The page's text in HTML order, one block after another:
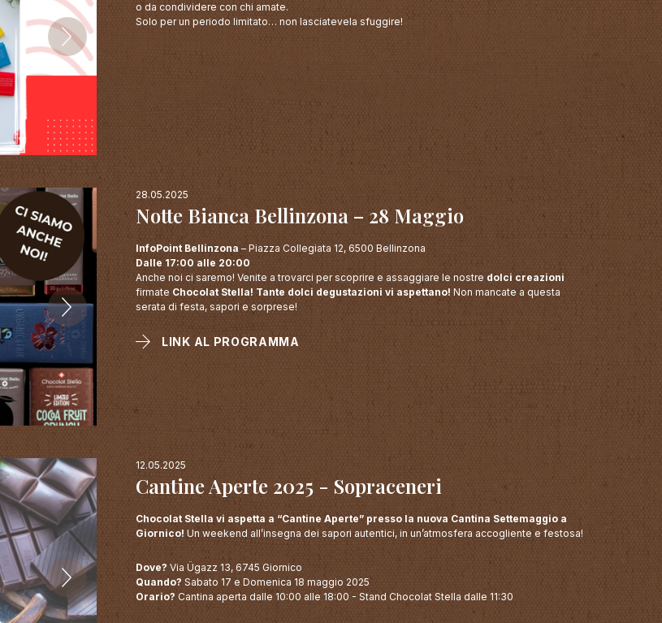
o da condividere con chi amate.
Solo per un periodo limitato… non lasciatevela sfuggire!
28.05.2025
Notte Bianca Bellinzona – 28 Maggio
InfoPoint Bellinzona – Piazza Collegiata 12, 6500 Bellinzona
Dalle 17:00 alle 20:00
Anche noi ci saremo! Venite a trovarci per scoprire e assaggiare le nostre dolci creazioni
firmate Chocolat Stella! Tante dolci degustazioni vi aspettano! Non mancate a questa
serata di festa, sapori e sorprese!
LINK AL PROGRAMMA
12.05.2025
Cantine Aperte 2025 - Sopraceneri
Chocolat Stella vi aspetta a “Cantine Aperte” presso la nuova Cantina Settemaggio a
Giornico! Un weekend all’insegna dei sapori autentici, in un’atmosfera accogliente e festosa!
Dove? Via Ügazz 13, 6745 Giornico
Quando? Sabato 17 e Domenica 18 maggio 2025
Orario? Cantina aperta dalle 10:00 alle 18:00 - Stand Chocolat Stella dalle 11:30